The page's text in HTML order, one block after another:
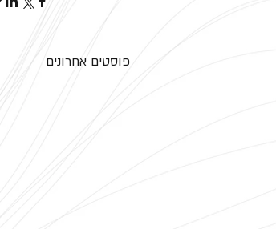
פוסטים אחרונים